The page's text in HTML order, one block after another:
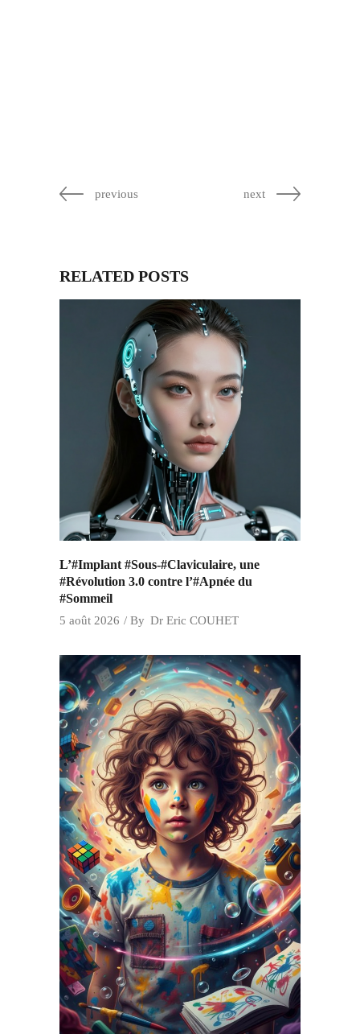
previous next
RELATED POSTS
L’#Implant #Sous-#Claviculaire, une
#Révolution 3.0 contre l’#Apnée du
#Sommeil
5 août 2026 By Dr Eric COUHET